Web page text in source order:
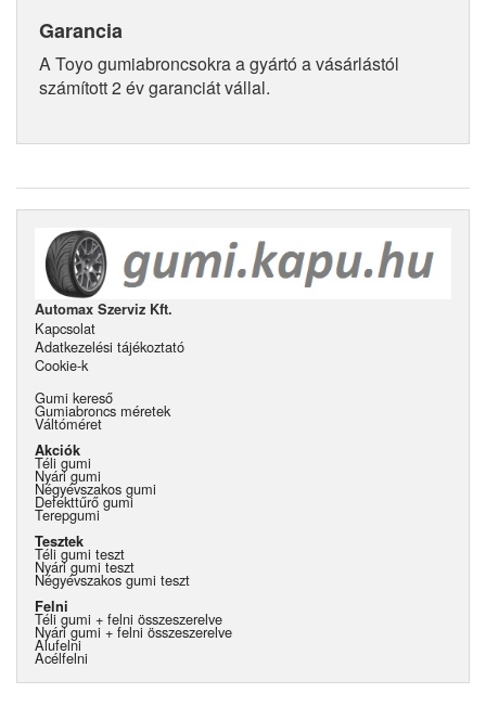
Garancia
A Toyo gumiabroncsokra a gyártó a vásárlástól
számított 2 év garanciát vállal.
Automax Szerviz Kft.
Kapcsolat
Adatkezelési tájékoztató
Cookie-k
Gumi kereső
Gumiabroncs méretek
Váltóméret
Akciók
Téli gumi
Nyári gumi
Négyévszakos gumi
Defekttűrő gumi
Terepgumi
Tesztek
Téli gumi teszt
Nyári gumi teszt
Négyévszakos gumi teszt
Felni
Téli gumi + felni összeszerelve
Nyári gumi + felni összeszerelve
Alufelni
Acélfelni